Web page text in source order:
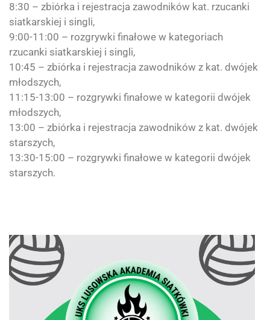
8:30 – zbiórka i rejestracja zawodników kat. rzucanki
siatkarskiej i singli,
9:00-11:00 – rozgrywki finałowe w kategoriach
rzucanki siatkarskiej i singli,
10:45 – zbiórka i rejestracja zawodników z kat. dwójek
młodszych,
11:15-13:00 – rozgrywki finałowe w kategorii dwójek
młodszych,
13:00 – zbiórka i rejestracja zawodników z kat. dwójek
starszych,
13:30-15:00 – rozgrywki finałowe w kategorii dwójek
starszych.